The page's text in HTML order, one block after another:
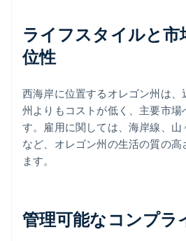
ライフスタイルと市
位性
西海岸に位置するオレゴン州は
州よりもコストが低く、主要市
す。雇用に関しては、海岸線、山
など、オレゴン州の生活の質の高
ます。
管理可能なコンプラ